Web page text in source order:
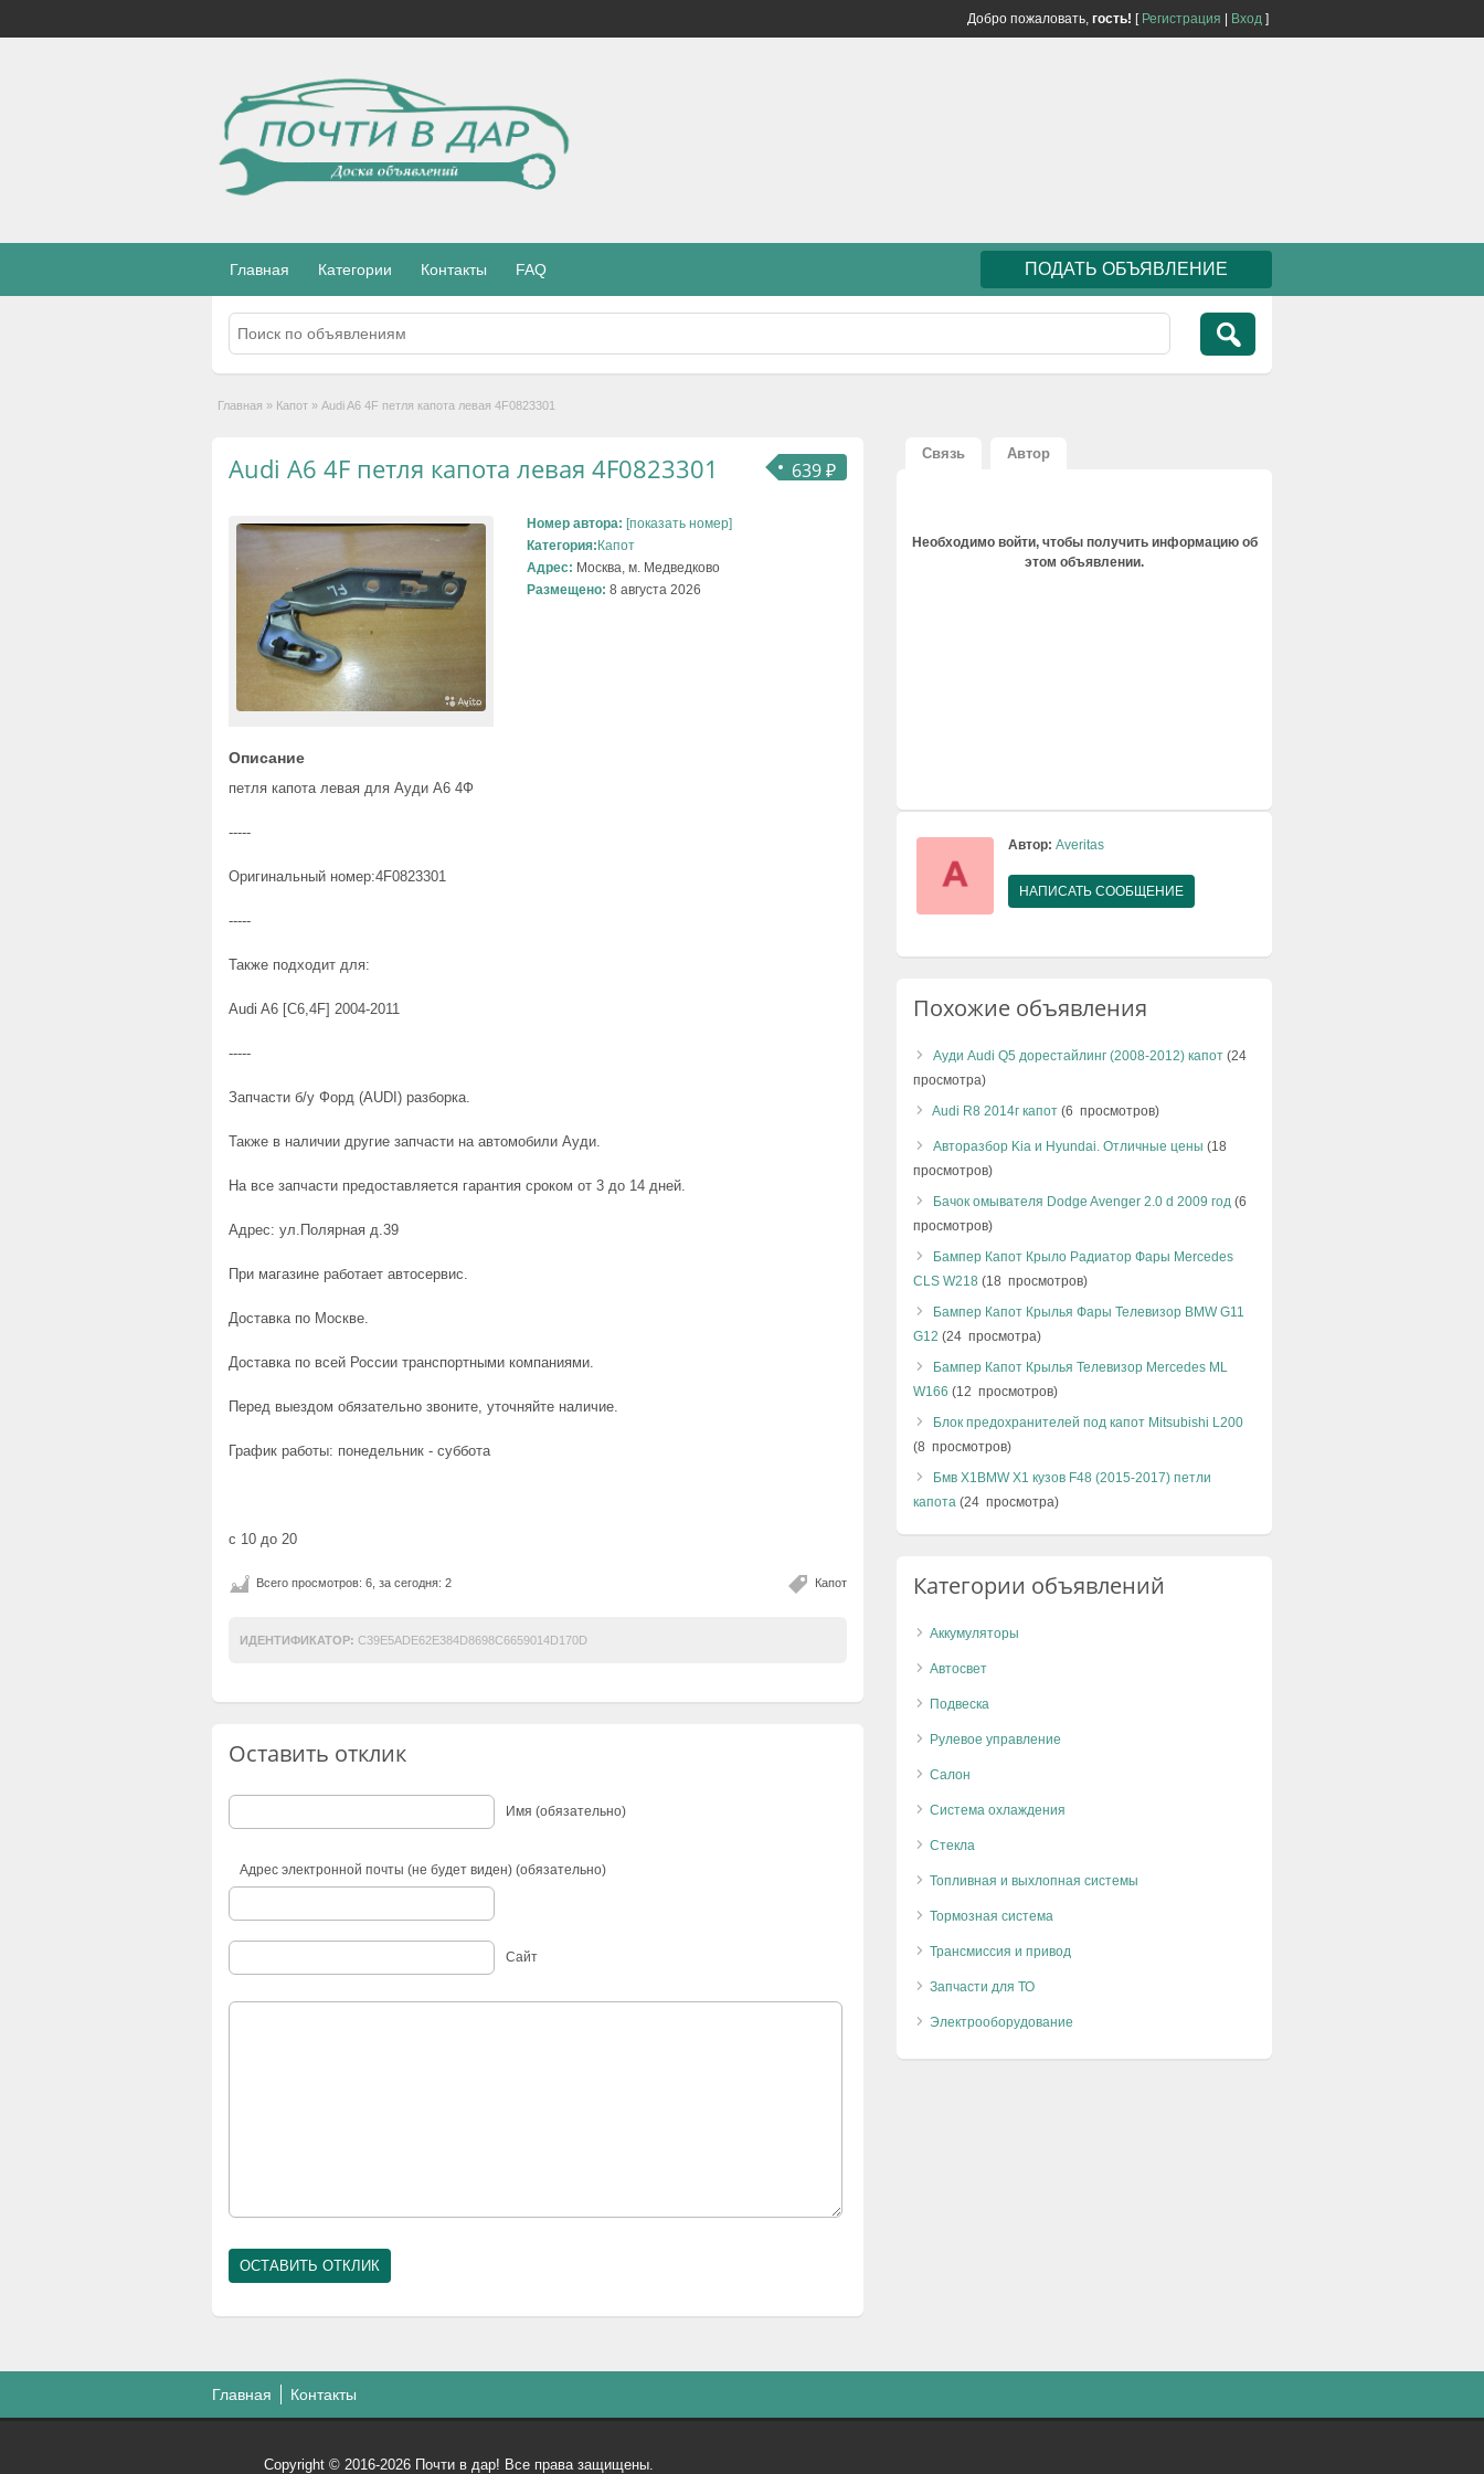
Добро пожаловать, гость! [ Регистрация Вход ]
Главная Категории Контакты FAQ ПОДАТЬ ОБЪЯВЛЕНИЕ
Главная » Капот » Audi A6 4F петля капота левая 4F0823301
639 ₽
Audi A6 4F петля капота левая 4F0823301
Номер автора: [показать номер]
Категория: Капот
Адрес: Москва, м. Медведково
Размещено: 8 августа 2026
Описание
петля капота левая для Ауди А6 4Ф
-----
Оригинальный номер:4F0823301
-----
Также подходит для:
Audi A6 [C6,4F] 2004-2011
-----
Запчасти б/у Форд (AUDI) разборка.
Также в наличии другие запчасти на автомобили Ауди.
На все запчасти предоставляется гарантия сроком от 3 до 14 дней.
Адрес: ул.Полярная д.39
При магазине работает автосервис.
Доставка по Москве.
Доставка по всей России транспортными компаниями.
Перед выездом обязательно звоните, уточняйте наличие.
График работы: понедельник - суббота
с 10 до 20
Капот
Всего просмотров: 6, за сегодня: 2
ИДЕНТИФИКАТОР: C39E5ADE62E384D8698C6659014D170D
Оставить отклик
Имя (обязательно)
Адрес электронной почты (не будет виден) (обязательно)
Сайт
Связь Автор
Необходимо войти, чтобы получить информацию об
этом объявлении.
Автор: Averitas
НАПИСАТЬ СООБЩЕНИЕ
Похожие объявления
Ауди Audi Q5 дорестайлинг (2008-2012) капот (24
просмотра)
Audi R8 2014г капот (6 просмотров)
Авторазбор Kia и Hyundai. Отличные цены (18
просмотров)
Бачок омывателя Dodge Avenger 2.0 d 2009 год (6
просмотров)
Бампер Капот Крыло Радиатор Фары Mercedes
CLS W218 (18 просмотров)
Бампер Капот Крылья Фары Телевизор BMW G11
G12 (24 просмотра)
Бампер Капот Крылья Телевизор Mercedes ML
W166 (12 просмотров)
Блок предохранителей под капот Mitsubishi L200
(8 просмотров)
Бмв Х1BMW X1 кузов F48 (2015-2017) петли
капота (24 просмотра)
Категории объявлений
Аккумуляторы
Автосвет
Подвеска
Рулевое управление
Салон
Система охлаждения
Стекла
Топливная и выхлопная системы
Тормозная система
Трансмиссия и привод
Запчасти для ТО
Электрооборудование
Главная Контакты
Copyright © 2016-2026 Почти в дар! Все права защищены.